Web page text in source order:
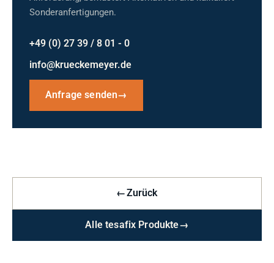
Sonderanfertigungen.
+49 (0) 27 39 / 8 01 - 0
info@krueckemeyer.de
Anfrage senden→
←Zurück
Alle tesafix Produkte→